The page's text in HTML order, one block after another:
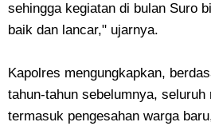
sehingga kegiatan di bulan Suro
baik dan lancar," ujarnya.
Kapolres mengungkapkan,
tahun-tahun sebelumnya, seluruh
termasuk pengesahan warga